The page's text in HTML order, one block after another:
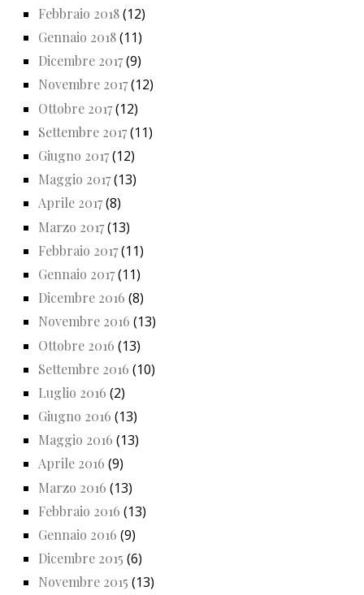
Febbraio 2018(12)
Gennaio 2018(11)
Dicembre 2017(9)
Novembre 2017(12)
Ottobre 2017(12)
Settembre 2017(11)
Giugno 2017(12)
Maggio 2017(13)
Aprile 2017(8)
Marzo 2017(13)
Febbraio 2017(11)
Gennaio 2017(11)
Dicembre 2016 (8)
Novembre 2016 (13)
Ottobre 2016 (13)
Settembre 2016 (10)
Luglio 2016 (2)
Giugno 2016 (13)
Maggio 2016 (13)
Aprile 2016 (9)
Marzo 2016 (13)
Febbraio 2016 (13)
Gennaio 2016 (9)
Dicembre 2015 (6)
Novembre 2015 (13)